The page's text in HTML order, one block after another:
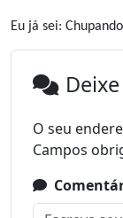
Eu já sei:
O seu
Campos